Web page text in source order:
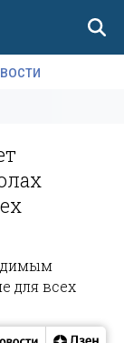
для всех